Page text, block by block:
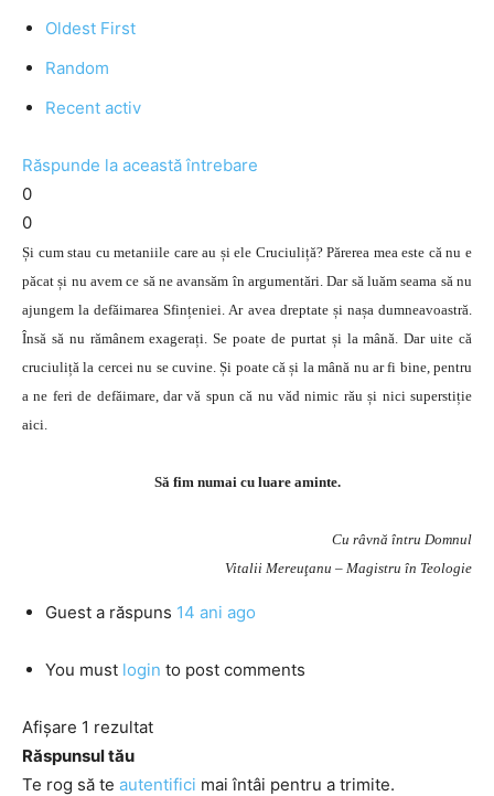
Oldest First
Random
Recent activ
Răspunde la această întrebare
0
0
Și cum stau cu metaniile care au și ele Cruciuliță? Părerea mea este că nu e
păcat și nu avem ce să ne avansăm în argumentări. Dar să luăm seama să nu
ajungem la defăimarea Sfințeniei. Ar avea dreptate și nașa dumneavoastră.
Însă să nu rămânem exagerați. Se poate de purtat și la mână. Dar uite că
cruciuliță la cercei nu se cuvine. Și poate că și la mână nu ar fi bine, pentru
a ne feri de defăimare, dar vă spun că nu văd nimic rău și nici superstiție
aici.
Să fim numai cu luare aminte.
Cu râvnă întru Domnul
Vitalii Mereuţanu – Magistru în Teologie
Guest a răspuns 14 ani ago
You must login to post comments
Afișare 1 rezultat
Răspunsul tău
Te rog să te autentifici mai întâi pentru a trimite.